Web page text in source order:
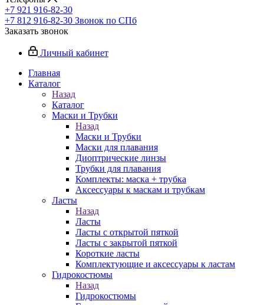
+7 921 916-82-30
+7 812 916-82-30 Звонок по СПб
Заказать звонок
Личный кабинет
Главная
Каталог
Назад
Каталог
Маски и Трубки
Назад
Маски и Трубки
Маски для плавания
Диоптрические линзы
Трубки для плавания
Комплекты: маска + трубка
Аксессуары к маскам и трубкам
Ласты
Назад
Ласты
Ласты с открытой пяткой
Ласты с закрытой пяткой
Короткие ласты
Комплектующие и аксессуары к ластам
Гидрокостюмы
Назад
Гидрокостюмы